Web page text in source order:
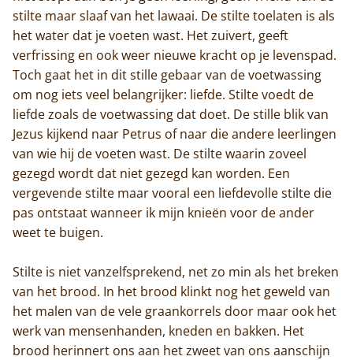
stilte maar slaaf van het lawaai. De stilte toelaten is als
het water dat je voeten wast. Het zuivert, geeft
verfrissing en ook weer nieuwe kracht op je levenspad.
Toch gaat het in dit stille gebaar van de voetwassing
om nog iets veel belangrijker: liefde. Stilte voedt de
liefde zoals de voetwassing dat doet. De stille blik van
Jezus kijkend naar Petrus of naar die andere leerlingen
van wie hij de voeten wast. De stilte waarin zoveel
gezegd wordt dat niet gezegd kan worden. Een
vergevende stilte maar vooral een liefdevolle stilte die
pas ontstaat wanneer ik mijn knieën voor de ander
weet te buigen.
Stilte is niet vanzelfsprekend, net zo min als het breken
van het brood. In het brood klinkt nog het geweld van
het malen van de vele graankorrels door maar ook het
werk van mensenhanden, kneden en bakken. Het
brood herinnert ons aan het zweet van ons aanschijn